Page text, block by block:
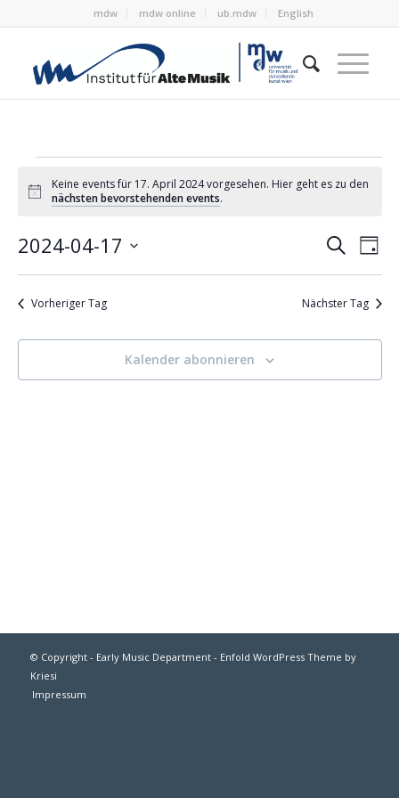
mdw mdw online ub.mdw English
Veranstaltungen
for
17.
April
2024
Notice
Keine events für 17. April 2024 vorgesehen. Hier geht es zu den
nächsten bevorstehenden events.
Suche
und
SucheTag
2024-04-17
Vorheriger Tag
Nächster Tag
Kalender abonnieren
© Copyright - Early Music Department - Enfold WordPress Theme by
Kriesi
Impressum